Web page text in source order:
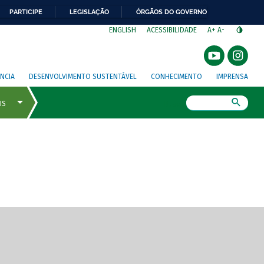
PARTICIPE LEGISLAÇÃO ÓRGÃOS DO GOVERNO
ENGLISH ACESSIBILIDADE A+ A-
DESENVOLVIMENTO SUSTENTÁVEL CONHECIMENTO IMPRENSA
de tela